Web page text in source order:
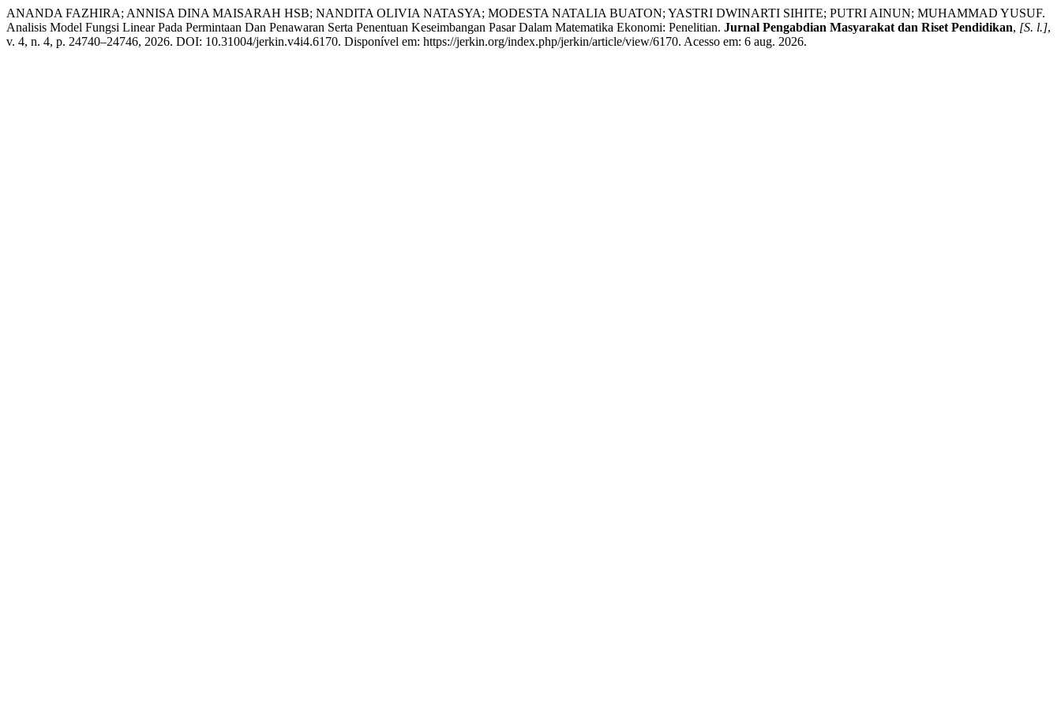
ANANDA FAZHIRA; ANNISA DINA MAISARAH HSB; NANDITA OLIVIA NATASYA; MODESTA NATALIA BUATON; YASTRI DWINARTI SIHITE; PUTRI AINUN; MUHAMMAD YUSUF.
Analisis Model Fungsi Linear Pada Permintaan Dan Penawaran Serta Penentuan Keseimbangan Pasar Dalam Matematika Ekonomi: Penelitian. Jurnal Pengabdian Masyarakat dan Riset Pendidikan, [S. l.],
v. 4, n. 4, p. 24740–24746, 2026. DOI: 10.31004/jerkin.v4i4.6170. Disponível em: https://jerkin.org/index.php/jerkin/article/view/6170. Acesso em: 6 aug. 2026.